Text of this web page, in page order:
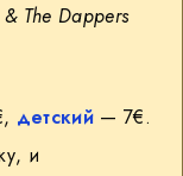
& The Dappers
детский — 7€.
и